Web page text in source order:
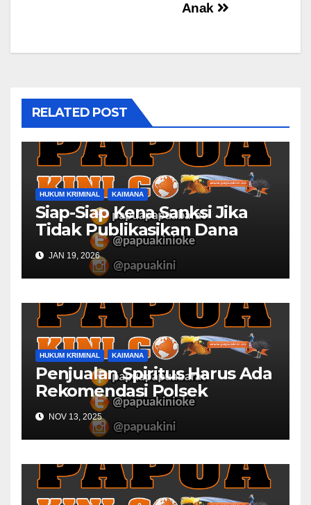
Anak
RELATED POST
HUKUM KRIMINAL KAIMANA
Siap-Siap Kena Sanksi Jika
Tidak Publikasikan Dana
Desa
JAN 19, 2026
HUKUM KRIMINAL KAIMANA
Penjualan Spiritus Harus Ada
Rekomendasi Polsek
Kaimana
NOV 13, 2025